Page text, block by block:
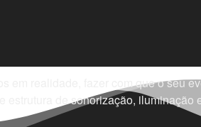
em realidade, fazer com que o seu
estrutura de sonorização,